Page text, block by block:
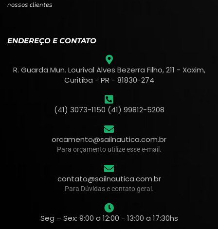
nossos clientes
ENDEREÇO E CONTATO
R. Guarda Mun. Lourival Alves Bezerra Filho, 211 - Xaxim,
Curitiba - PR - 81830-274
(41) 3073-1150 (41) 99812-5208
orcamento@sailnautica.com.br
Para orçamento utilize esse e-mail.
contato@sailnautica.com.br
Para Dúvidas e contato geral.
Seg – Sex: 9:00 a 12:00 - 13:00 a 17:30hs